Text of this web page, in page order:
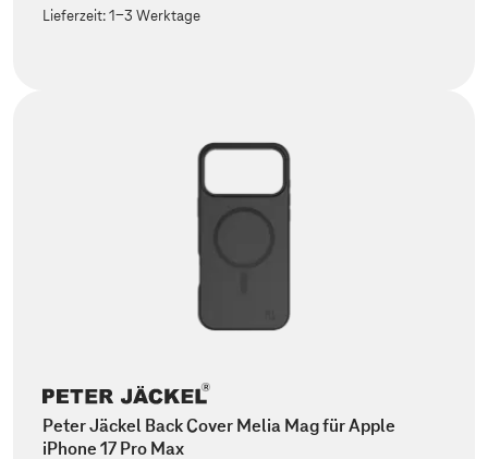
Lieferzeit:1-3 Werktage
Peter Jäckel Back Cover Melia Mag für Apple
iPhone 17 Pro Max